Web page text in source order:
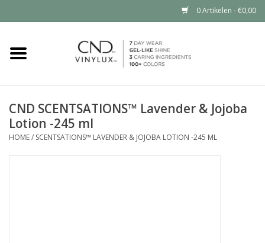
0 Artikelen - €0,00
Home
Nailart voor jou
CND SCENTSATIONS™ Lavender & Jojoba
Lotion -245 ml
HOME/ SCENTSATIONS™ LAVENDER & JOJOBA LOTION -245 ML